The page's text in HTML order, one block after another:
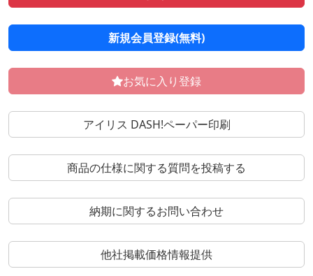
新規会員登録(無料)
お気に入り登録
アイリス DASH!ペーパー印刷
商品の仕様に関する質問を投稿する
納期に関するお問い合わせ
他社掲載価格情報提供